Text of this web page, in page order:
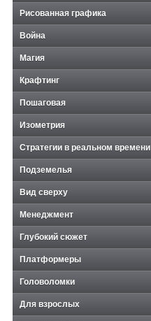
Рисованная графика
Война
Магия
Крафтинг
Пошаговая
Изометрия
Стратегии в реальном времени
Подземелья
Вид сверху
Менеджмент
Глубокий сюжет
Платформеры
Головоломки
Для взрослых